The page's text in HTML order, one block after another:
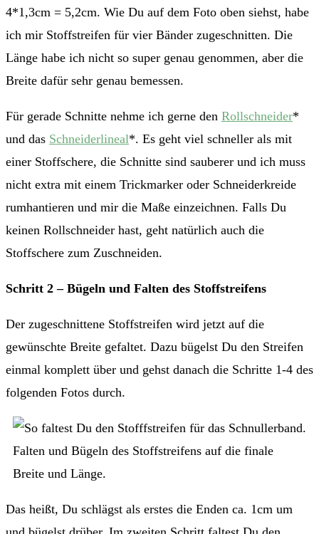
4*1,3cm = 5,2cm. Wie Du auf dem Foto oben siehst, habe
ich mir Stoffstreifen für vier Bänder zugeschnitten. Die
Länge habe ich nicht so super genau genommen, aber die
Breite dafür sehr genau bemessen.
Für gerade Schnitte nehme ich gerne den Rollschneider*
und das Schneiderlineal*. Es geht viel schneller als mit
einer Stoffschere, die Schnitte sind sauberer und ich muss
nicht extra mit einem Trickmarker oder Schneiderkreide
rumhantieren und mir die Maße einzeichnen. Falls Du
keinen Rollschneider hast, geht natürlich auch die
Stoffschere zum Zuschneiden.
Schritt 2 – Bügeln und Falten des Stoffstreifens
Der zugeschnittene Stoffstreifen wird jetzt auf die
gewünschte Breite gefaltet. Dazu bügelst Du den Streifen
einmal komplett über und gehst danach die Schritte 1-4 des
folgenden Fotos durch.
Falten und Bügeln des Stoffstreifens auf die finale
Breite und Länge.
Das heißt, Du schlägst als erstes die Enden ca. 1cm um